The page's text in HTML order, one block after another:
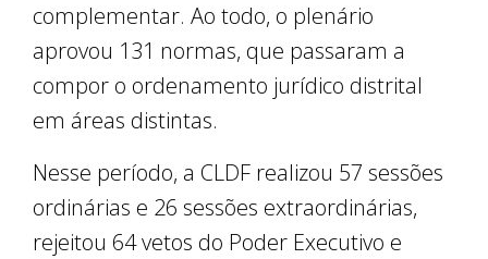
complementar. Ao todo, o plenário
aprovou 131 normas, que passaram a
compor o ordenamento jurídico distrital
em áreas distintas.
Nesse período, a CLDF realizou 57 sessões
ordinárias e 26 sessões extraordinárias,
rejeitou 64 vetos do Poder Executivo e